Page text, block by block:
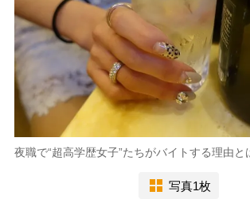
夜職で“超高学歴女子”たちがバイトする理由と
写真1枚